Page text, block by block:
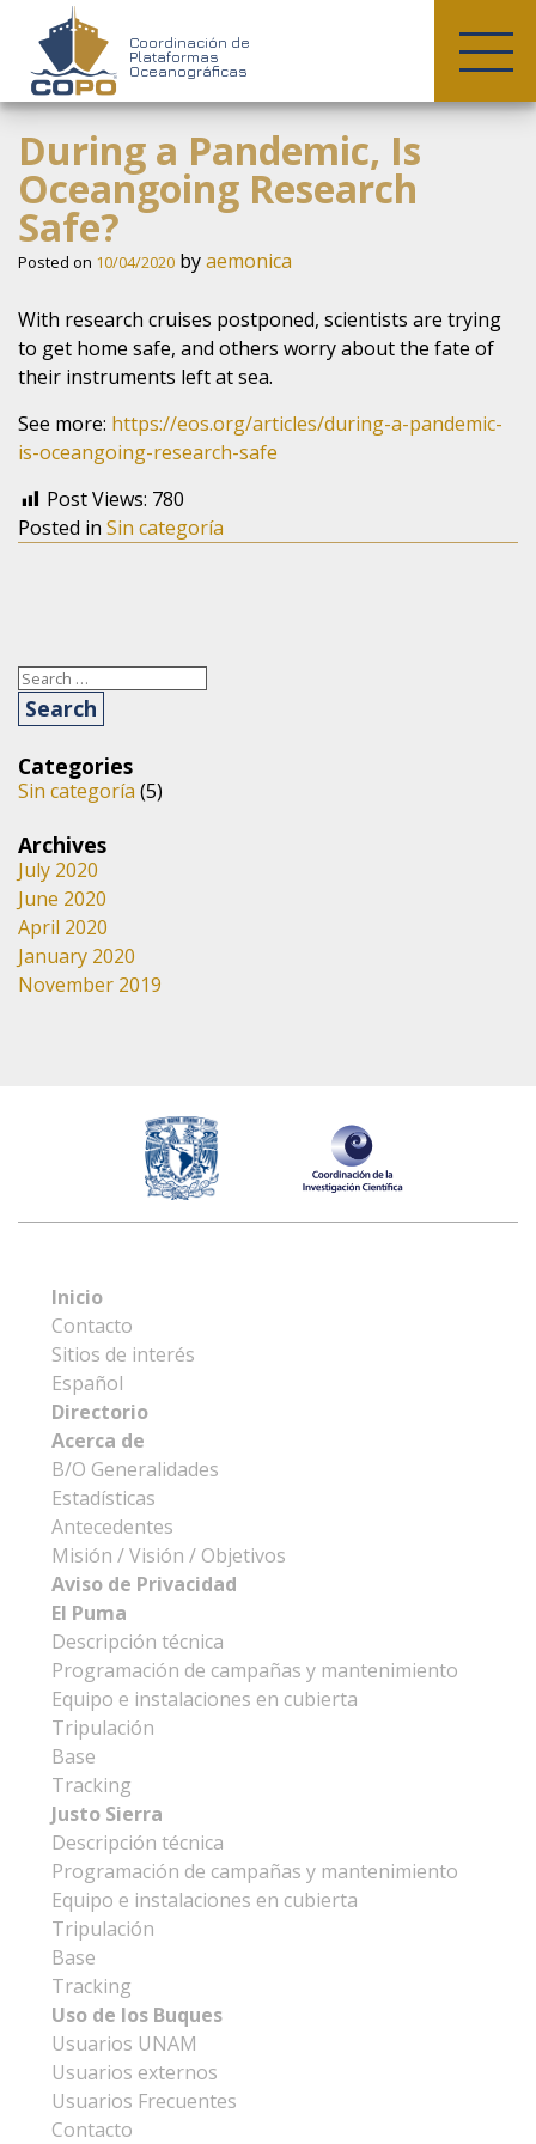
Skip
content
Coordinación de
Plataformas
Oceanográficas
During a Pandemic, Is
Oceangoing Research
Safe?
Posted on 10/04/2020 byaemonica
With research cruises postponed, scientists are trying
to get home safe, and others worry about the fate of
their instruments left at sea.
See more: https://eos.org/articles/during-a-pandemic-
is-oceangoing-research-safe
Post Views: 780
Posted in Sin categoría
Search
for:
Categories
Sin categoría (5)
Archives
July 2020
June 2020
April 2020
January 2020
November 2019
Inicio
Contacto
Sitios de interés
Español
Directorio
Acerca de
B/O Generalidades
Estadísticas
Antecedentes
Misión / Visión / Objetivos
Aviso de Privacidad
El Puma
Descripción técnica
Programación de campañas y mantenimiento
Equipo e instalaciones en cubierta
Tripulación
Base
Tracking
Justo Sierra
Descripción técnica
Programación de campañas y mantenimiento
Equipo e instalaciones en cubierta
Tripulación
Base
Tracking
Uso de los Buques
Usuarios UNAM
Usuarios externos
Usuarios Frecuentes
Contacto